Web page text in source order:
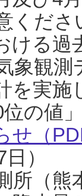
くだ
ける過
象観
を実
の値
せ（
）
所（熊